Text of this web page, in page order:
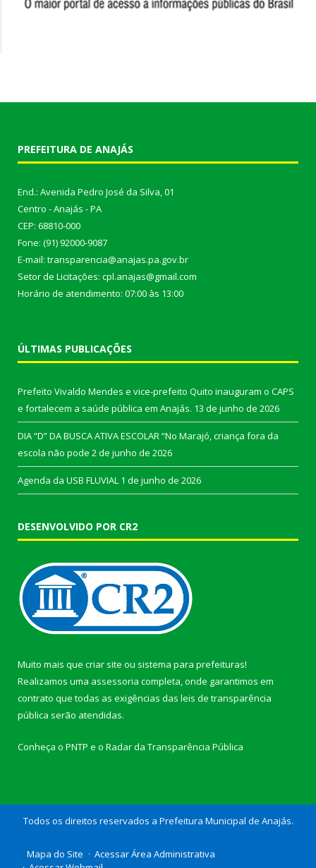
PREFEITURA DE ANAJÁS
End.: Avenida Pedro José da Silva, 01
Centro - Anajás - PA
CEP: 68810-000
Fone: (91) 92000-9087
E-mail: transparencia@anajas.pa.gov.br
Setor de Licitações: cpl.anajas@gmail.com
Horário de atendimento: 07:00 às 13:00
ÚLTIMAS PUBLICAÇÕES
Prefeito Vivaldo Mendes e vice-prefeito Quito inauguram o CAPS
e fortalecem a saúde pública em Anajás. 13 de junho de 2026
DIA “D” DA BUSCA ATIVA ESCOLAR “No Marajó, criança fora da
escola não pode 2 de junho de 2026
Agenda da USB FLUVIAL 1 de junho de 2026
DESENVOLVIDO POR CR2
Muito mais que criar site ou sistema para prefeituras!
Realizamos uma assessoria completa, onde garantimos em
contrato que todas as exigências das leis de transparência
pública serão atendidas.
Conheça o PNTP e o Radar da Transparência Pública
Todos os direitos reservados a Prefeitura Municipal de Anajás.
Mapa do Site
Acessar Área Administrativa